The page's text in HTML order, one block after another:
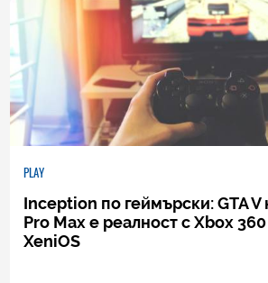
PLAY
Inception по геймърски: GTA V
Pro Max е реалност с Xbox
XeniOS